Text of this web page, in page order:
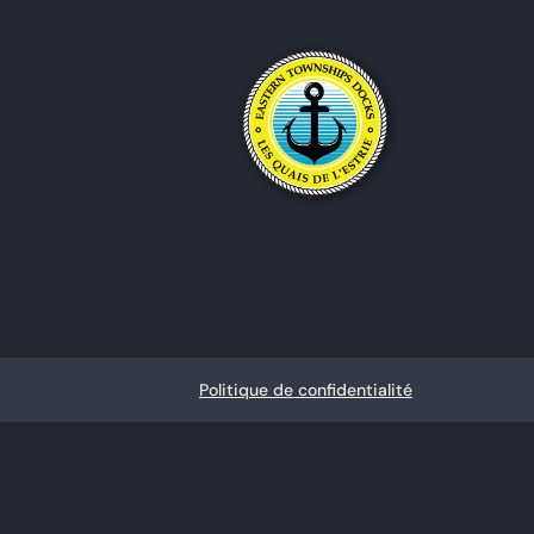
Politique de confidentialité